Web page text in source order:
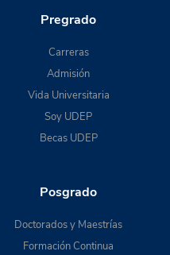
Pregrado
Carreras
Admisión
Vida Universitaria
Soy UDEP
Becas UDEP
Posgrado
Doctorados y Maestrías
Formación Continua